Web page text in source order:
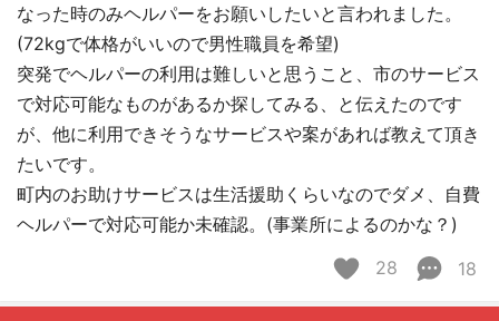
なった時のみヘルパーをお願いしたいと言われました。
(72kgで体格がいいので男性職員を希望)
突発でヘルパーの利用は難しいと思うこと、市のサービス
で対応可能なものがあるか探してみる、と伝えたのです
が、他に利用できそうなサービスや案があれば教えて頂き
たいです。
町内のお助けサービスは生活援助くらいなのでダメ、自費
ヘルパーで対応可能か未確認。(事業所によるのかな？)
28
18